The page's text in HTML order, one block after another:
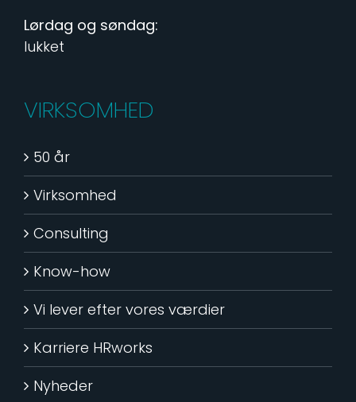
Lørdag og søndag:
lukket
VIRKSOMHED
50 år
Virksomhed
Consulting
Know-how
Vi lever efter vores værdier
Karriere HRworks
Nyheder